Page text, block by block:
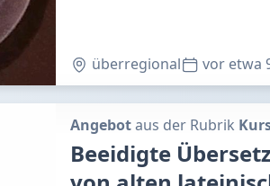
überregional vor etwa
Angebotaus der Rubrik
Beeidigte